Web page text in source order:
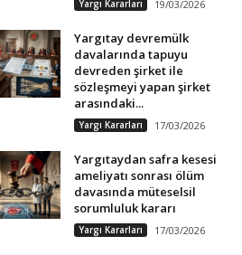
Yargı Kararları 19/03/2026
Yargıtay devremülk
davalarında tapuyu
devreden şirket ile
sözleşmeyi yapan şirket
arasındaki...
Yargı Kararları 17/03/2026
Yargıtaydan safra kesesi
ameliyatı sonrası ölüm
davasında müteselsil
sorumluluk kararı
Yargı Kararları 17/03/2026